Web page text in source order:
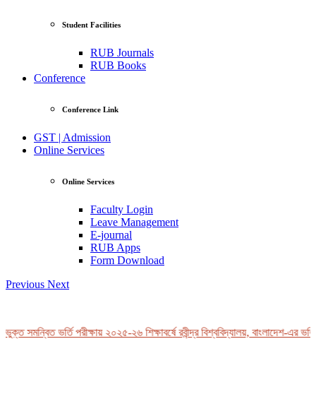
Student Facilities
RUB Journals
RUB Books
Conference
Conference Link
GST | Admission
Online Services
Online Services
Faculty Login
Leave Management
E-journal
RUB Apps
Form Download
Previous Next
সমন্বিত ভর্তি পরীক্ষায় ২০২৫-২৬ শিক্ষাবর্ষে রবীন্দ্র বিশ্ববিদ্যালয়, বাংলাদেশ-এর